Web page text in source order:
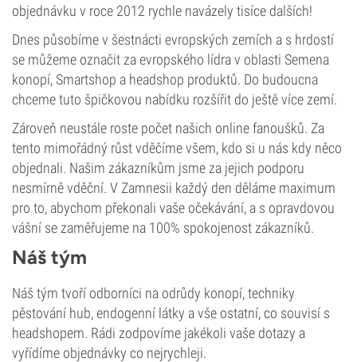
objednávku v roce 2012 rychle navázely tisíce dalších!
Dnes působíme v šestnácti evropských zemích a s hrdostí
se můžeme označit za evropského lídra v oblasti Semena
konopí, Smartshop a headshop produktů. Do budoucna
chceme tuto špičkovou nabídku rozšířit do ještě více zemí.
Zároveň neustále roste počet našich online fanoušků. Za
tento mimořádný růst vděčíme všem, kdo si u nás kdy něco
objednali. Našim zákazníkům jsme za jejich podporu
nesmírně vděční. V Zamnesii každý den děláme maximum
pro to, abychom překonali vaše očekávání, a s opravdovou
vášní se zaměřujeme na 100% spokojenost zákazníků.
Náš tým
Náš tým tvoří odborníci na odrůdy konopí, techniky
pěstování hub, endogenní látky a vše ostatní, co souvisí s
headshopem. Rádi zodpovíme jakékoli vaše dotazy a
vyřídíme objednávky co nejrychleji.